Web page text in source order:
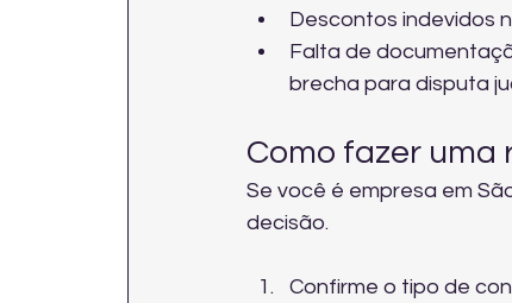
Descontos indevidos
Falta de
brecha para disputa
Como fazer uma
Se você é empresa em
decisão.
Confirme o tipo de